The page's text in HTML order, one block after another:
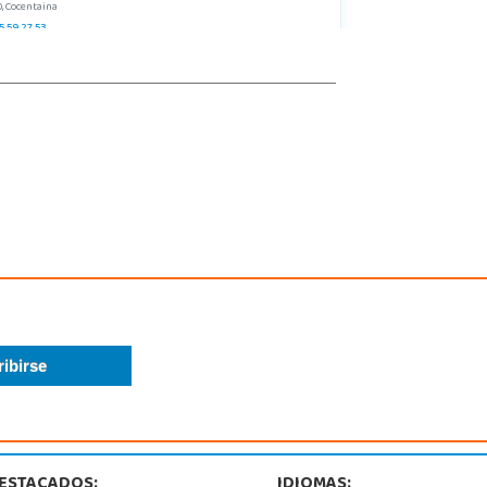
Cocentaina
59 27 53
POCAS UNIDADES
Juguetilandia Huelva
Huelva